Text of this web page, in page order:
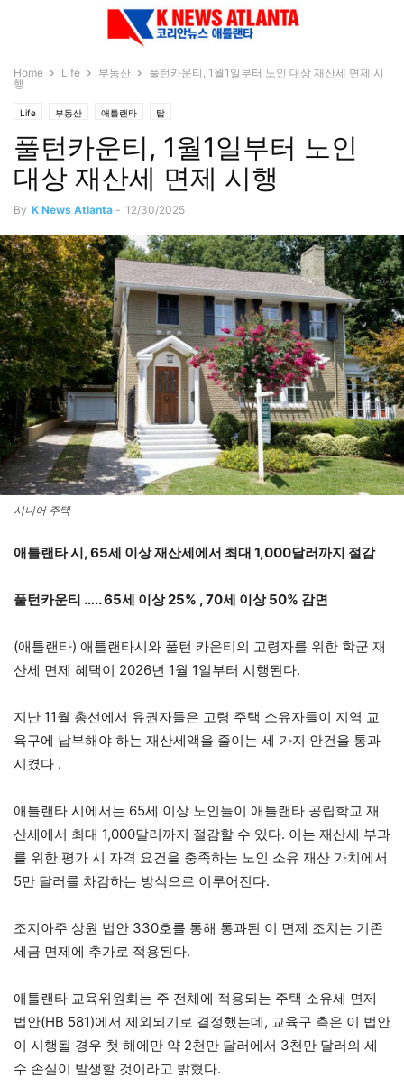
Home Life 부동산
풀턴카운티, 1월1일부터 노인 대상 재산세 면제 시
행
Life 부동산 애틀랜타 탑
풀턴카운티, 1월1일부터 노인
대상 재산세 면제 시행
By K News Atlanta - 12/30/2025
시니어 주택
애틀랜타 시, 65세 이상 재산세에서 최대 1,000달러까지 절감
풀턴카운티 ….. 65세 이상 25% , 70세 이상 50% 감면
(애틀랜타) 애틀랜타시와 풀턴 카운티의 고령자를 위한 학군 재
산세 면제 혜택이 2026년 1월 1일부터 시행된다.
지난 11월 총선에서 유권자들은 고령 주택 소유자들이 지역 교
육구에 납부해야 하는 재산세액을 줄이는 세 가지 안건을 통과
시켰다 .
애틀랜타 시에서는 65세 이상 노인들이 애틀랜타 공립학교 재
산세에서 최대 1,000달러까지 절감할 수 있다. 이는 재산세 부과
를 위한 평가 시 자격 요건을 충족하는 노인 소유 재산 가치에서
5만 달러를 차감하는 방식으로 이루어진다.
조지아주 상원 법안 330호를 통해 통과된 이 면제 조치는 기존
세금 면제에 추가로 적용된다.
애틀랜타 교육위원회는 주 전체에 적용되는 주택 소유세 면제
법안(HB 581)에서 제외되기로 결정했는데, 교육구 측은 이 법안
이 시행될 경우 첫 해에만 약 2천만 달러에서 3천만 달러의 세
수 손실이 발생할 것이라고 밝혔다.